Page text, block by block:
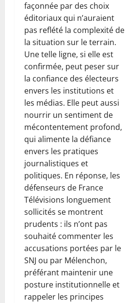
façonnée par des choix
éditoriaux qui n’auraient
pas reflété la complexité de
la situation sur le terrain.
Une telle ligne, si elle est
confirmée, peut peser sur
la confiance des électeurs
envers les institutions et
les médias. Elle peut aussi
nourrir un sentiment de
mécontentement profond,
qui alimente la défiance
envers les pratiques
journalistiques et
politiques. En réponse, les
défenseurs de France
Télévisions longuement
sollicités se montrent
prudents : ils n’ont pas
souhaité commenter les
accusations portées par le
SNJ ou par Mélenchon,
préférant maintenir une
posture institutionnelle et
rappeler les principes